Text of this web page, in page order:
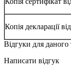
Копія декларації
Відгуки для даного
Написати відгук